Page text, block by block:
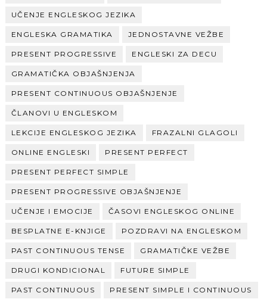
UČENJE ENGLESKOG JEZIKA
ENGLESKA GRAMATIKA JEDNOSTAVNE VEŽBE
PRESENT PROGRESSIVE ENGLESKI ZA DECU
GRAMATIČKA OBJAŠNJENJA
PRESENT CONTINUOUS OBJAŠNJENJE
ČLANOVI U ENGLESKOM
LEKCIJE ENGLESKOG JEZIKA FRAZALNI GLAGOLI
ONLINE ENGLESKI PRESENT PERFECT
PRESENT PERFECT SIMPLE
PRESENT PROGRESSIVE OBJAŠNJENJE
UČENJE I EMOCIJE ČASOVI ENGLESKOG ONLINE
BESPLATNE E-KNJIGE POZDRAVI NA ENGLESKOM
PAST CONTINUOUS TENSE GRAMATIČKE VEŽBE
DRUGI KONDICIONAL FUTURE SIMPLE
PAST CONTINUOUS PRESENT SIMPLE I CONTINUOUS